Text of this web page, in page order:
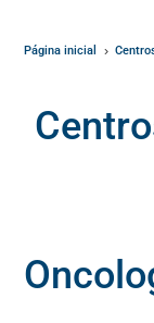
Página inicial 5